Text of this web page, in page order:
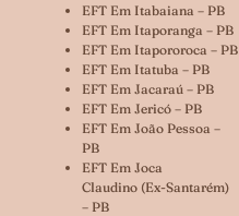
EFT Em Itabaiana – PB
EFT Em Itaporanga – PB
EFT Em Itapororoca – PB
EFT Em Itatuba – PB
EFT Em Jacaraú – PB
EFT Em Jericó – PB
EFT Em João Pessoa –
PB
EFT Em Joca
Claudino (ex-Santarém)
– PB